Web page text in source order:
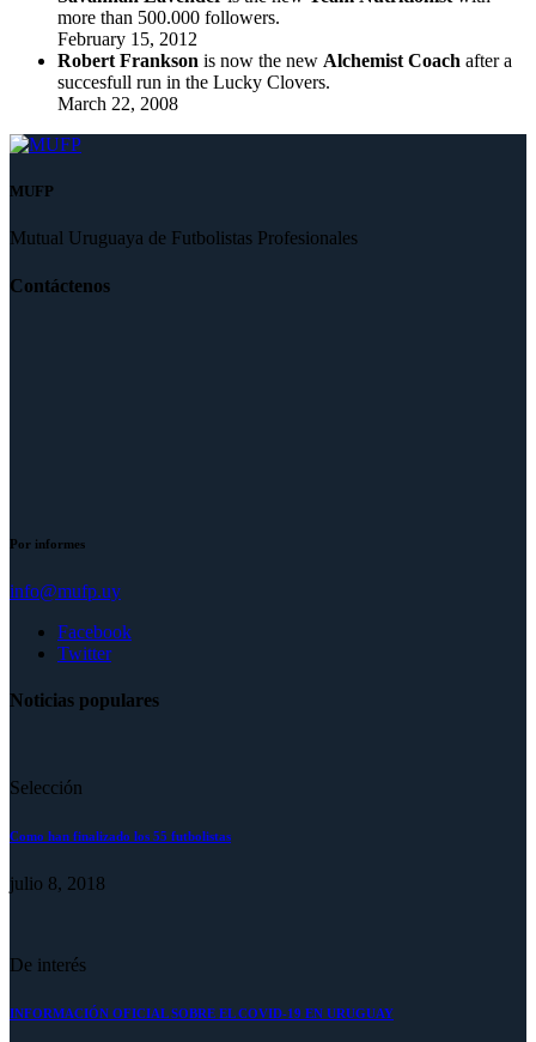
more than 500.000 followers.
February 15, 2012
Robert Frankson is now the new Alchemist Coach after a
succesfull run in the Lucky Clovers.
March 22, 2008
MUFP
Mutual Uruguaya de Futbolistas Profesionales
Contáctenos
Por informes
info@mufp.uy
Facebook
Twitter
Noticias populares
Selección
Como han finalizado los 55 futbolistas
julio 8, 2018
De interés
INFORMACIÓN OFICIAL SOBRE EL COVID-19 EN URUGUAY